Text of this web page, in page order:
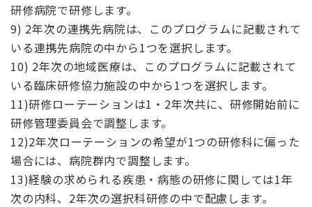
研修病院で研修します。
9) 2年次の連携先病院は、このプログラムに記載されて
いる連携先病院の中から1つを選択します。
10) 2年次の地域医療は、このプログラムに記載されて
いる臨床研修協力施設の中から1つを選択します。
11)研修ローテーションは1・2年次共に、研修開始前に
研修管理委員会で調整します。
12)2年次ローテーションの希望が1つの研修科に偏った
場合には、病院群内で調整します。
13)経験の求められる疾患・病態の研修に関しては1年
次の内科、2年次の選択科研修の中で配慮します。